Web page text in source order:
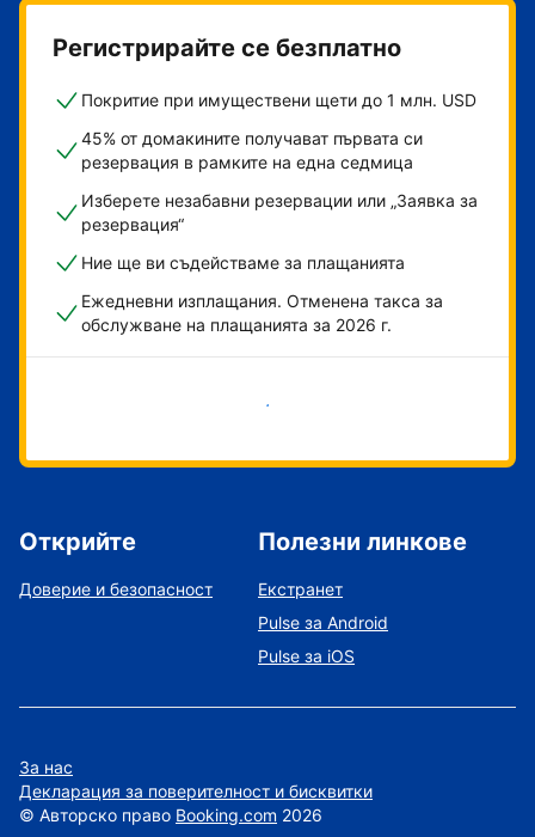
Регистрирайте се безплатно
Покритие при имуществени щети до 1 млн. USD
45% от домакините получават първата си
резервация в рамките на една седмица
Изберете незабавни резервации или „Заявка за
резервация“
Ние ще ви съдействаме за плащанията
Ежедневни изплащания. Отменена такса за
обслужване на плащанията за 2026 г.
Начало
Открийте
Доверие и безопасност
Полезни линкове
Екстранет
Pulse за Android
Pulse за iOS
За нас
Декларация за поверителност и бисквитки
© Авторско право Booking.com 2026